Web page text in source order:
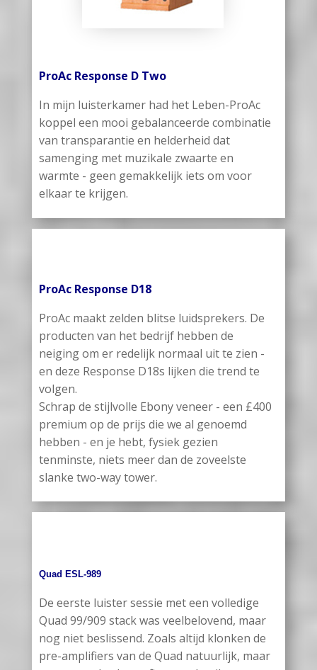
ProAc Response D Two
In mijn luisterkamer had het Leben-ProAc
koppel een mooi gebalanceerde combinatie
van transparantie en helderheid dat
samenging met muzikale zwaarte en
warmte - geen gemakkelijk iets om voor
elkaar te krijgen.
ProAc Response D18
ProAc maakt zelden blitse luidsprekers. De
producten van het bedrijf hebben de
neiging om er redelijk normaal uit te zien -
en deze Response D18s lijken die trend te
volgen.
Schrap de stijlvolle Ebony veneer - een £400
premium op de prijs die we al genoemd
hebben - en je hebt, fysiek gezien
tenminste, niets meer dan de zoveelste
slanke two-way tower.
Quad ESL-989
De eerste luister sessie met een volledige
Quad 99/909 stack was veelbelovend, maar
nog niet beslissend. Zoals altijd klonken de
pre-amplifiers van de Quad natuurlijk, maar